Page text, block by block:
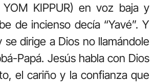
YOM KIPPUR) en voz baja y
de incienso decía “Yavé”. Y
se dirige a Dios no llamándole
Papá. Jesús habla con Dios
el cariño y la confianza que